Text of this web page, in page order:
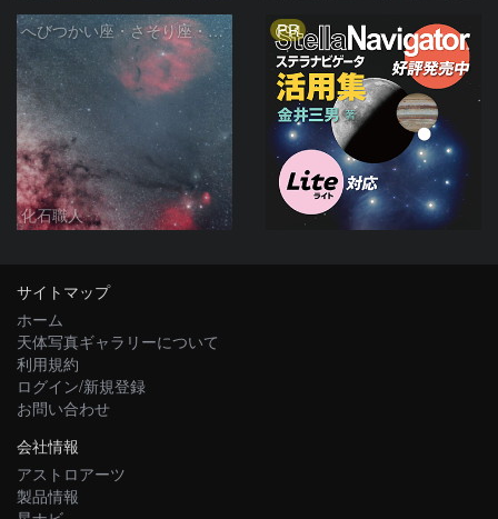
へびつかい座・さそり座・いて座と天の川
化石職人
PR
サイトマップ
ホーム
天体写真ギャラリーについて
利用規約
ログイン/新規登録
お問い合わせ
会社情報
アストロアーツ
製品情報